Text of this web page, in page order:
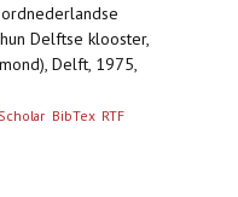
Delftse klooster,
Delft, 1975,
BibTex RTF